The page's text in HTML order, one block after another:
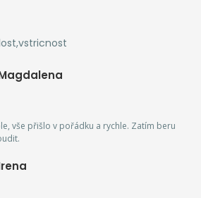
vše přišlo v pořádku a rychle. Zatím beru